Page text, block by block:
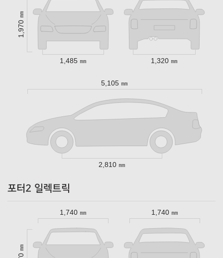
1,970 ㎜
1,485 ㎜ 1,320 ㎜
5,105 ㎜
2,810 ㎜
포터2 일렉트릭
1,740 ㎜ 1,740 ㎜